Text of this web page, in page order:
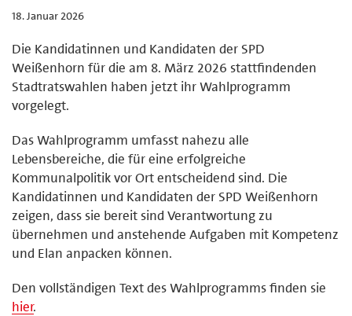
18. Januar 2026
Die Kandidatinnen und Kandidaten der SPD
Weißenhorn für die am 8. März 2026 stattfindenden
Stadtratswahlen haben jetzt ihr Wahlprogramm
vorgelegt.
Das Wahlprogramm umfasst nahezu alle
Lebensbereiche, die für eine erfolgreiche
Kommunalpolitik vor Ort entscheidend sind. Die
Kandidatinnen und Kandidaten der SPD Weißenhorn
zeigen, dass sie bereit sind Verantwortung zu
übernehmen und anstehende Aufgaben mit Kompetenz
und Elan anpacken können.
Den vollständigen Text des Wahlprogramms finden sie
hier.